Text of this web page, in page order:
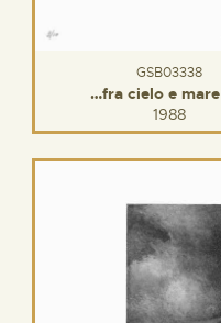
GSB03338
…fra cielo e
1988